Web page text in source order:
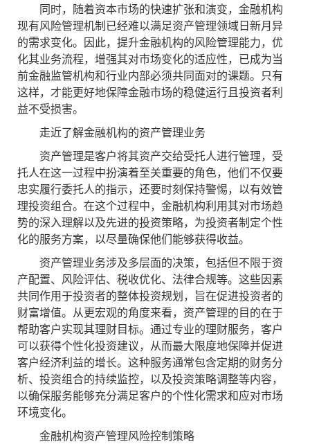
同时，随着资本市场的快速扩张和演变，金融机构
现有风险管理机制已经难以满足资产管理领域日新月异
的需求变化。因此，提升金融机构的风险管理能力，优
化其业务流程，增强其对市场变化的适应性，已成为当
前金融监管机构和行业内部必须共同面对的课题。只有
这样，才能更好地保障金融市场的稳健运行且投资者利
益不受损害。
走近了解金融机构的资产管理业务
资产管理是客户将其资产交给受托人进行管理，受
托人在这一过程中扮演着至关重要的角色，他们不仅要
忠实履行委托人的指示，还要时刻保持警惕，以有效管
理投资组合。在这个过程中，金融机构利用其对市场趋
势的深入理解以及先进的投资策略，为投资者制定个性
化的服务方案，以尽量确保他们能够获得收益。
资产管理业务涉及多层面的决策，包括但不限于资
产配置、风险评估、税收优化、法律合规等。这些因素
共同作用于投资者的整体投资规划，旨在促进投资者的
财富增值。从更宏观的角度来看，资产管理的目的在于
帮助客户实现其理财目标。通过专业的理财服务，客户
可以获得个性化投资建议，从而最大限度地保障并促进
客户经济利益的增长。这种服务通常包含定期的财务分
析、投资组合的持续监控，以及投资策略调整等内容，
以确保服务能够充分满足客户的个性化需求和应对市场
环境变化。
金融机构资产管理风险控制策略